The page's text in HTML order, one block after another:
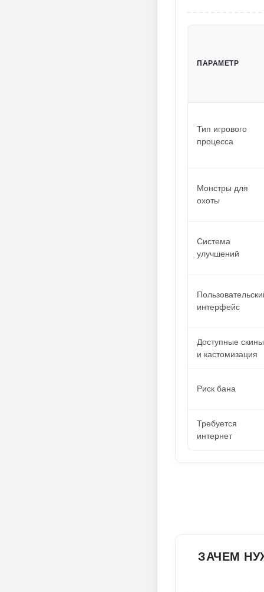
ПАРАМЕТР
Тип игрового
процесса
Монстры для
охоты
Система
улучшений
интерфейс
Доступные скины
и кастомизация
Риск бана
Требуется
интернет
ЗАЧЕМ